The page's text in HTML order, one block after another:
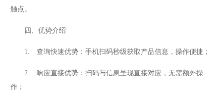
触点。
四、优势介绍
1. 查询快速优势：手机扫码秒级获取产品信息，操作便捷；
2. 响应直接优势：扫码与信息呈现直接对应，无需额外操
作；